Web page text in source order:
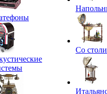
Со